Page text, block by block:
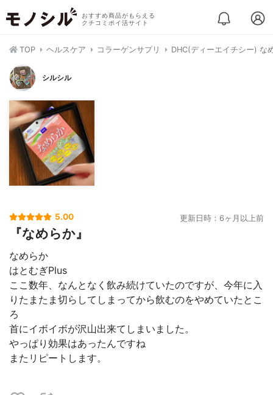
おすすめ商品がもらえる
クチコミポイ活サイト
TOP ヘルスケア コラーゲンサプリ DHC(ディーエイチシー) な
シルシル
5.00 更新日時：6ヶ月以上前
『なめらか』
なめらか
はとむぎPlus
ここ数年、なんとなく飲み続けていたのですが、今年に入
りたまたま切らしてしまってから飲むのをやめていたとこ
ろ
首にイボイボが沢山出来てしまいました。
やっぱり効果はあったんですね
またリピートします。